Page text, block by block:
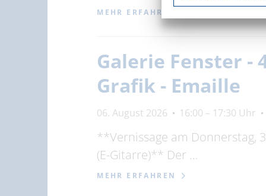
MEHR ERFAHREN
Galerie Fenster -
Grafik - Emaille
06. August 2026 16:00 – 17:30 Uhr
**Vernissage am Donnerstag,
(E-Gitarre)** Der …
MEHR ERFAHREN